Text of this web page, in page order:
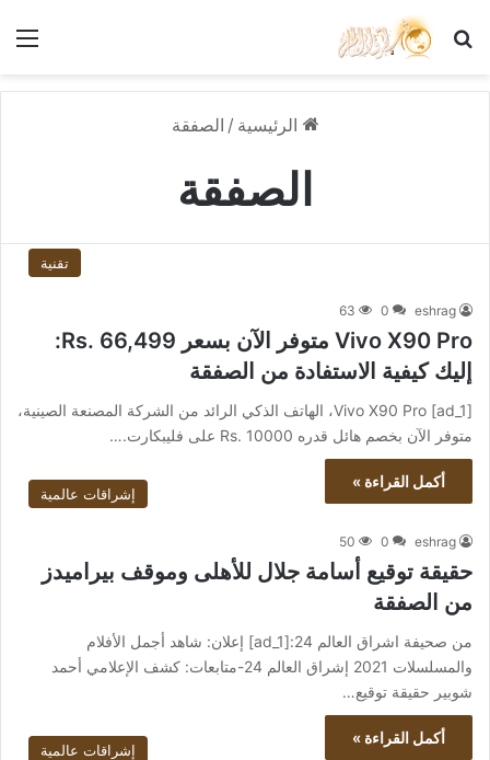
بحث عن
الرئيسية / الصفقة
الصفقة
تقنية
eshrag
0
63
Vivo X90 Pro متوفر الآن بسعر Rs. 66,499:
إليك كيفية الاستفادة من الصفقة
[ad_1] Vivo X90 Pro، الهاتف الذكي الرائد من الشركة المصنعة الصينية،
متوفر الآن بخصم هائل قدره Rs. 10000 على فليبكارت.…
أكمل القراءة »
إشراقات عالمية
eshrag
0
50
حقيقة توقيع أسامة جلال للأهلى وموقف بيراميدز
من الصفقة
من صحيفة اشراق العالم 24:[ad_1] إعلان: شاهد أجمل الأفلام
والمسلسلات 2021 إشراق العالم 24-متابعات: كشف الإعلامي أحمد
شوبير حقيقة توقيع…
أكمل القراءة »
إشراقات عالمية